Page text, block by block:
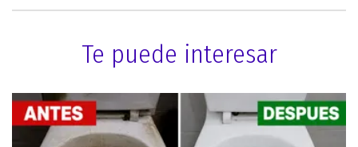
Te puede interesar